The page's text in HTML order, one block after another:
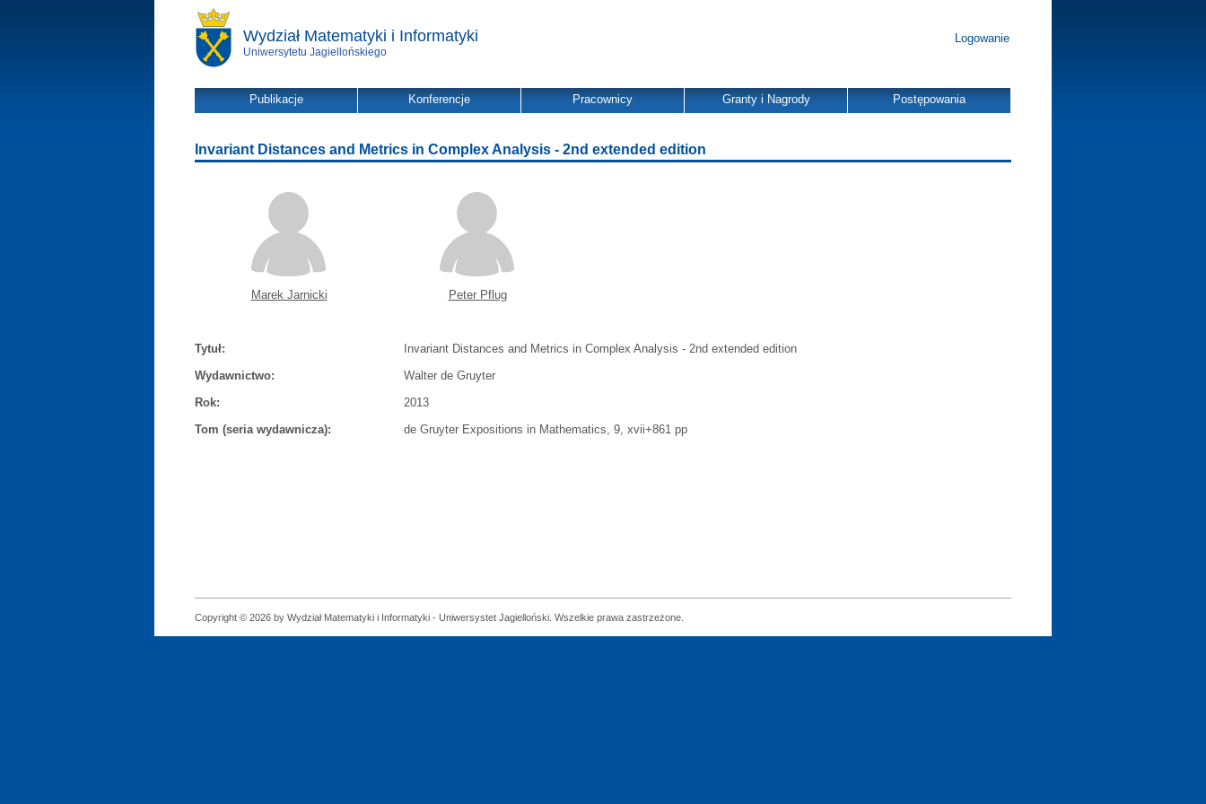
Wydział Matematyki i Informatyki
Uniwersytetu Jagiellońskiego
Logowanie
Publikacje Konferencje Pracownicy Granty i Nagrody Postępowania
Invariant Distances and Metrics in Complex Analysis - 2nd extended edition
Marek Jarnicki Peter Pflug
Tytuł:
Invariant Distances and Metrics in Complex Analysis - 2nd extended edition
Wydawnictwo:
Walter de Gruyter
Rok:
2013
Tom (seria wydawnicza):
de Gruyter Expositions in Mathematics, 9, xvii+861 pp
Copyright © 2026 by Wydział Matematyki i Informatyki - Uniwersystet Jagielloński. Wszelkie prawa zastrzeżone.